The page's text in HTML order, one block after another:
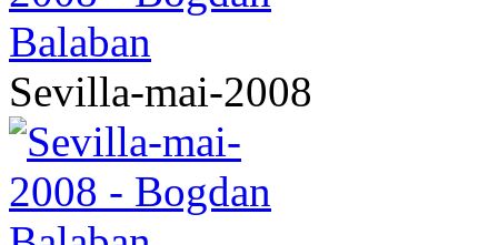
Sevilla-mai-2008